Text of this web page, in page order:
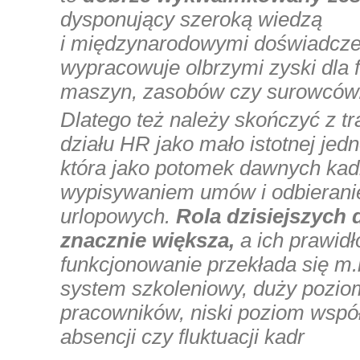
dysponujący szeroką wiedzą
i międzynarodowymi
wypracowuje olbrzymi zyski dla
maszyn, zasobów czy
Dlatego też należy skończyć z
działu HR jako mało istotnej
która jako potomek dawnych
wypisywaniem umów i
urlopowych. Rola dzisiejszych
znacznie większa, a ich
funkcjonowanie przekłada się
system szkoleniowy, duży
pracowników, niski poziom
absencji czy fluktuacji kadr